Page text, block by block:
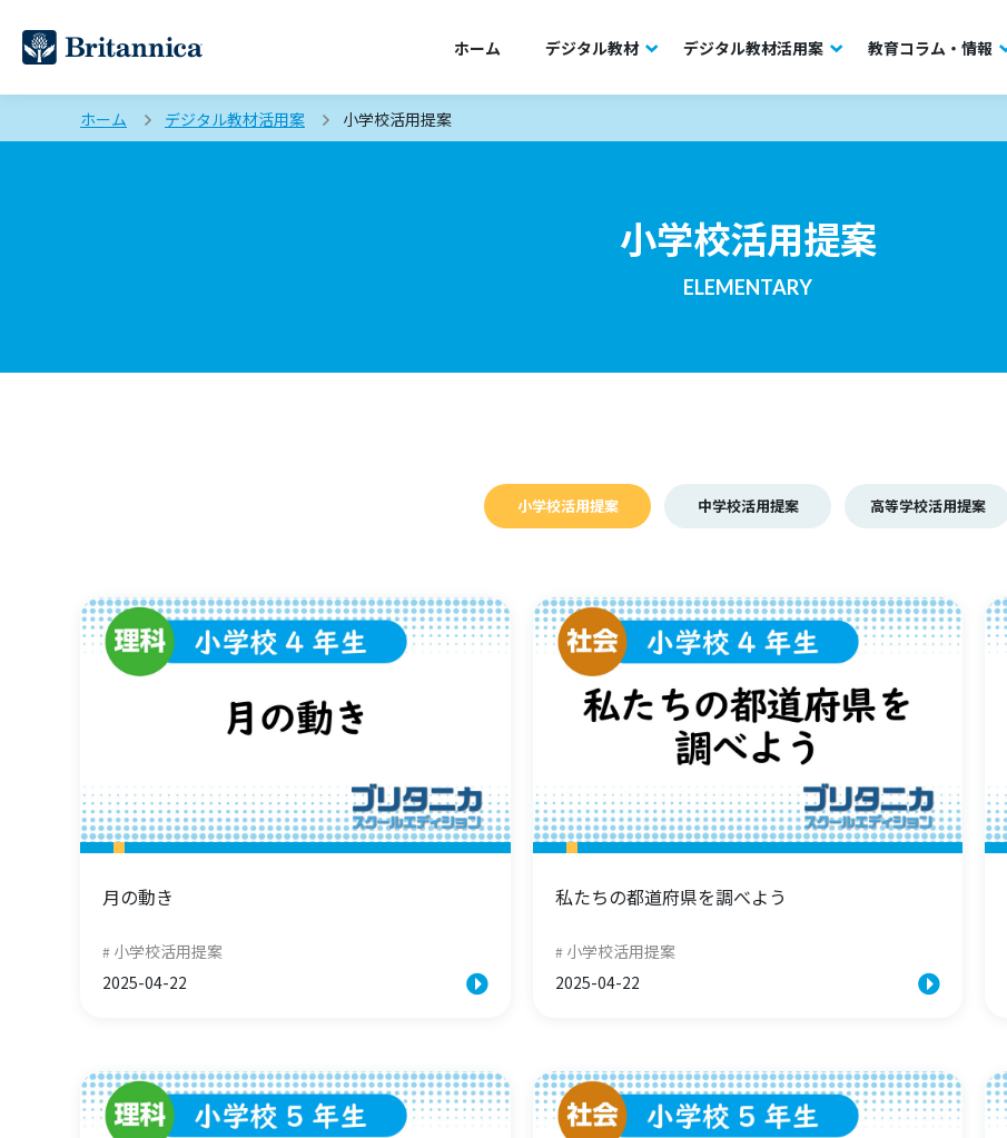
ホーム デジタル教材 デジタル教材活用案 教育コラム・情報
ホーム デジタル教材活用案 小学校活用提案
小学校活用提案
ELEMENTARY
小学校活用提案 中学校活用提案 高等学校活用提案
月の動き
小学校活用提案
2025-04-22
私たちの都道府県を調べよう
小学校活用提案
2025-04-22